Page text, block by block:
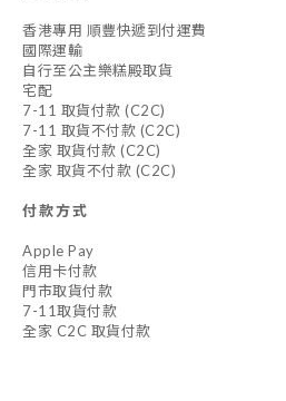
香港專用 順豐快遞到付運費
國際運輸
自行至公主樂糕殿取貨
宅配
7-11 取貨付款 (C2C)
7-11 取貨不付款 (C2C)
全家 取貨付款 (C2C)
全家 取貨不付款 (C2C)
付款方式
Apple Pay
信用卡付款
門市取貨付款
7-11取貨付款
全家 C2C 取貨付款